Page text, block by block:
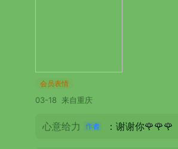
会员表情
03-18 来自重庆
心意给力 ：谢谢你🌹🌹🌹